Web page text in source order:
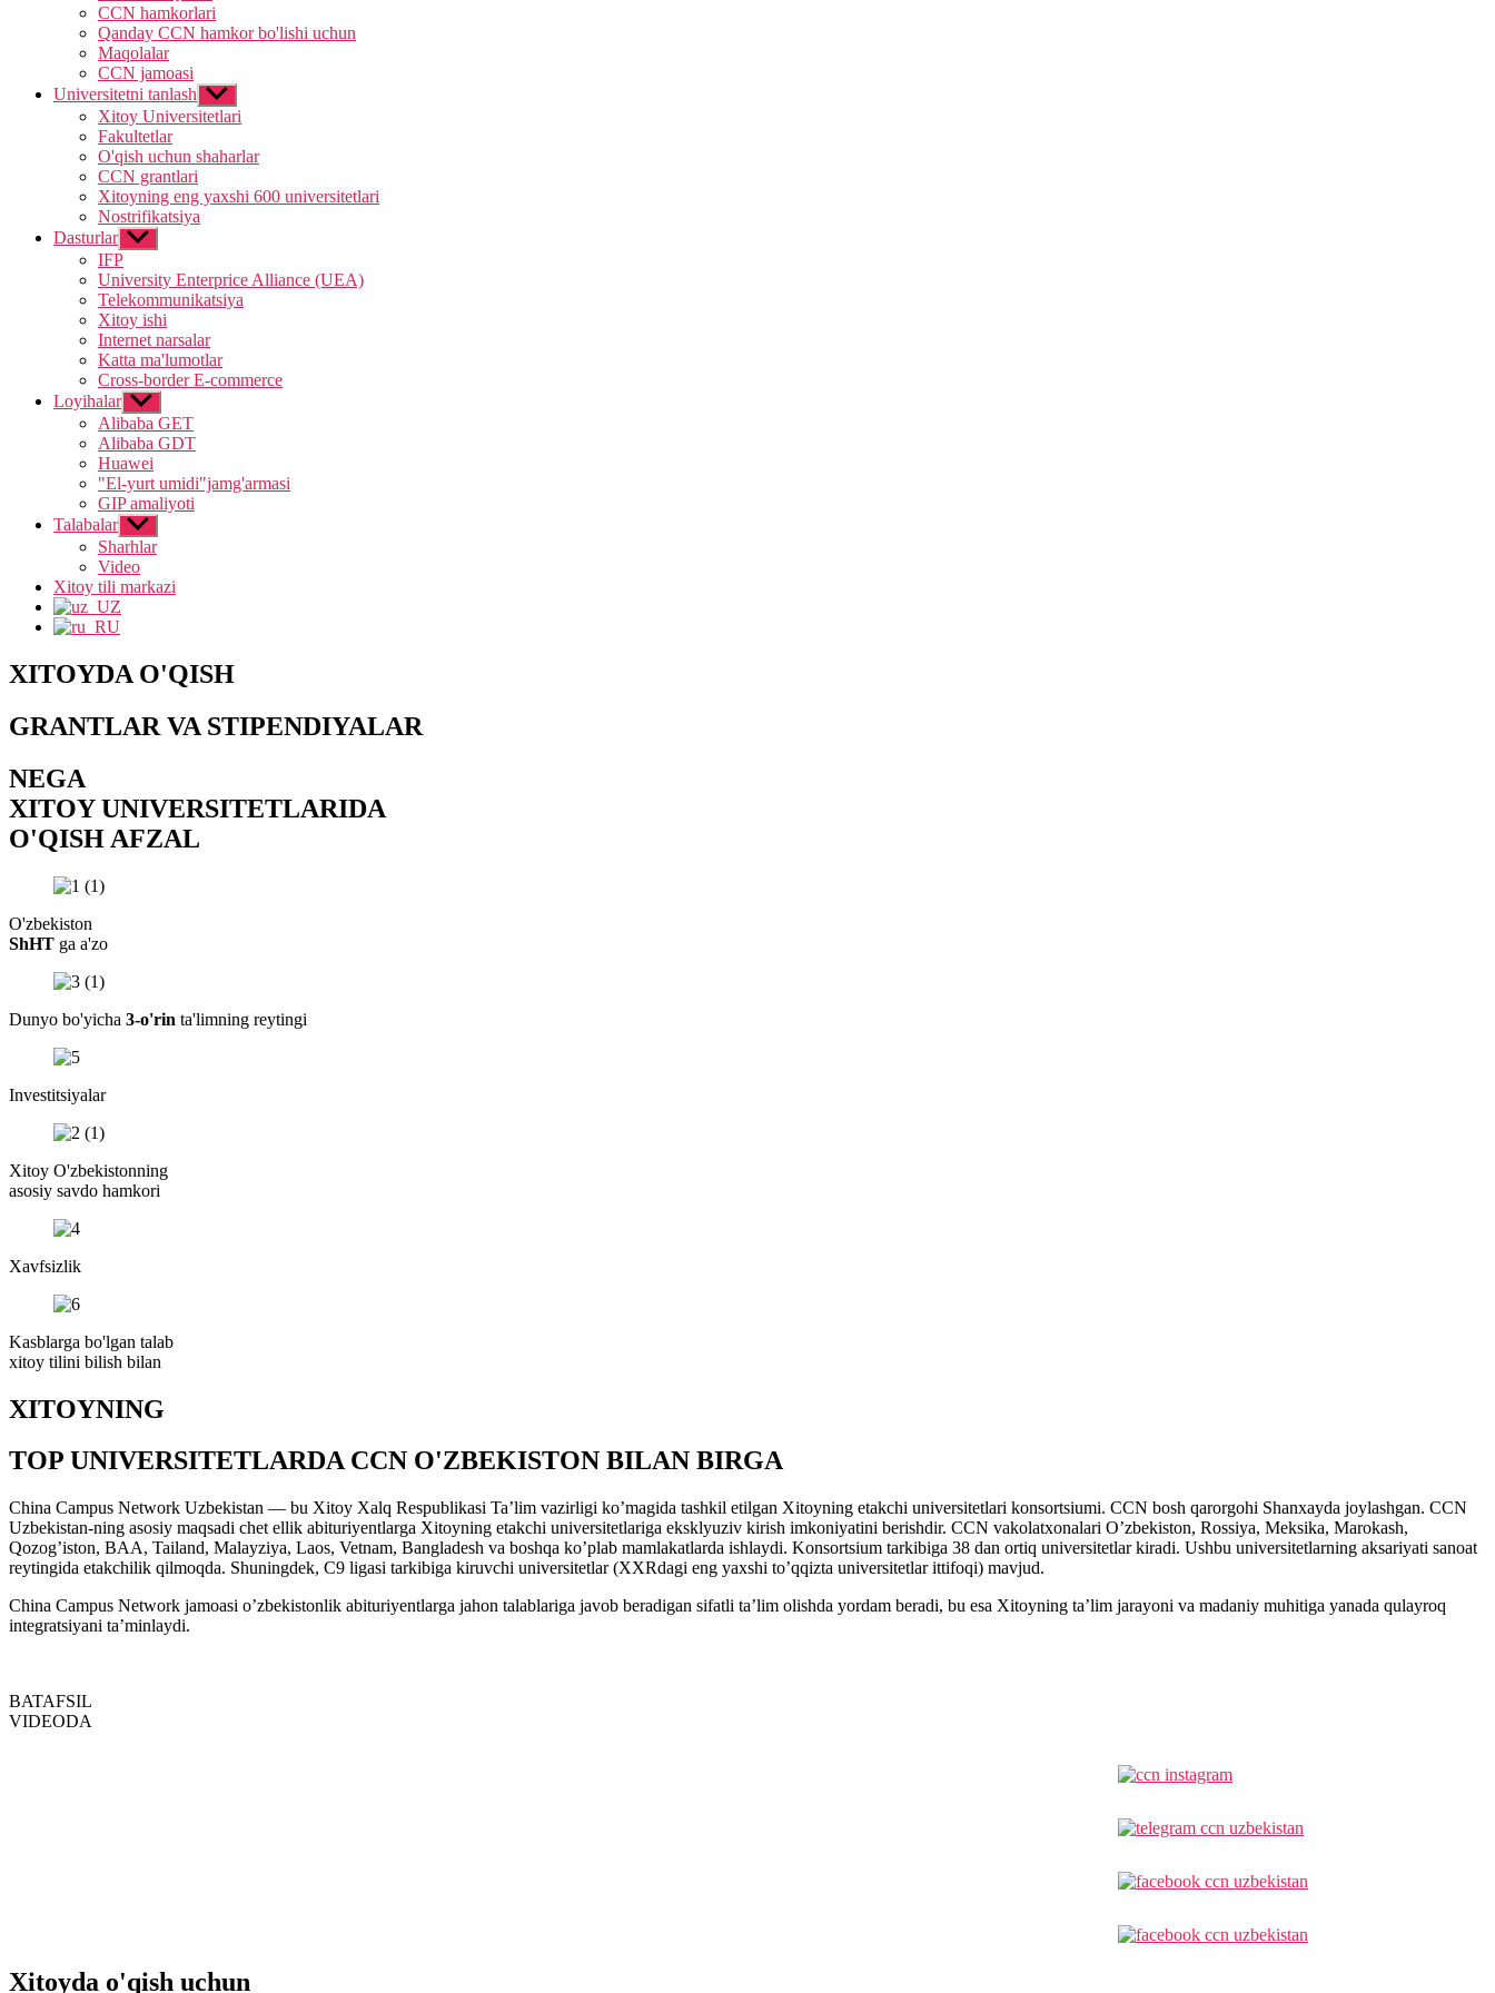
CCN hamkorlari
Qanday CCN hamkor bo'lishi uchun
Maqolalar
CCN jamoasi
Universitetni tanlash Show
sub
menu
Xitoy Universitetlari
Fakultetlar
O'qish uchun shaharlar
CCN grantlari
Xitoyning eng yaxshi 600 universitetlari
Nostrifikatsiya
Dasturlar Show
sub
menu
IFP
University Enterprice Alliance (UEA)
Telekommunikatsiya
Xitoy ishi
Internet narsalar
Katta ma'lumotlar
Cross-border E-commerce
Loyihalar Show
sub
menu
Alibaba GET
Alibaba GDT
Huawei
"El-yurt umidi"jamg'armasi
GIP amaliyoti
Talabalar Show
sub
menu
Sharhlar
Video
Xitoy tili markazi
XITOYDA O'QISH
GRANTLAR VA STIPENDIYALAR
NEGA
XITOY UNIVERSITETLARIDA
O'QISH AFZAL
O'zbekiston
ShHT ga a'zo
Dunyo bo'yicha 3-o'rin ta'limning reytingi
Investitsiyalar
Xitoy O'zbekistonning
asosiy savdo hamkori
Xavfsizlik
Kasblarga bo'lgan talab
xitoy tilini bilish bilan
XITOYNING
TOP UNIVERSITETLARDA CCN O'ZBEKISTON BILAN BIRGA
China Campus Network Uzbekistan — bu Xitoy Xalq Respublikasi Ta’lim vazirligi ko’magida tashkil etilgan Xitoyning etakchi universitetlari konsortsiumi. CCN bosh qarorgohi Shanxayda joylashgan. CCN
Uzbekistan-ning asosiy maqsadi chet ellik abituriyentlarga Xitoyning etakchi universitetlariga eksklyuziv kirish imkoniyatini berishdir. CCN vakolatxonalari O’zbekiston, Rossiya, Meksika, Marokash,
Qozog’iston, BAA, Tailand, Malayziya, Laos, Vetnam, Bangladesh va boshqa ko’plab mamlakatlarda ishlaydi. Konsortsium tarkibiga 38 dan ortiq universitetlar kiradi. Ushbu universitetlarning aksariyati sanoat
reytingida etakchilik qilmoqda. Shuningdek, C9 ligasi tarkibiga kiruvchi universitetlar (XXRdagi eng yaxshi to’qqizta universitetlar ittifoqi) mavjud.
China Campus Network jamoasi o’zbekistonlik abituriyentlarga jahon talablariga javob beradigan sifatli ta’lim olishda yordam beradi, bu esa Xitoyning ta’lim jarayoni va madaniy muhitiga yanada qulayroq
integratsiyani ta’minlaydi.
BATAFSIL
VIDEODA
Xitoyda o'qish uchun